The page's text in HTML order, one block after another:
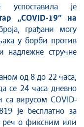
успоставила је
„COVID-19” на
грађани могу
у борби против
надлежне стручне
од 8 до 22 часа,
се 24 часа дневно
са вирусом COVID-
је бесплатно за
реч о фиксним или